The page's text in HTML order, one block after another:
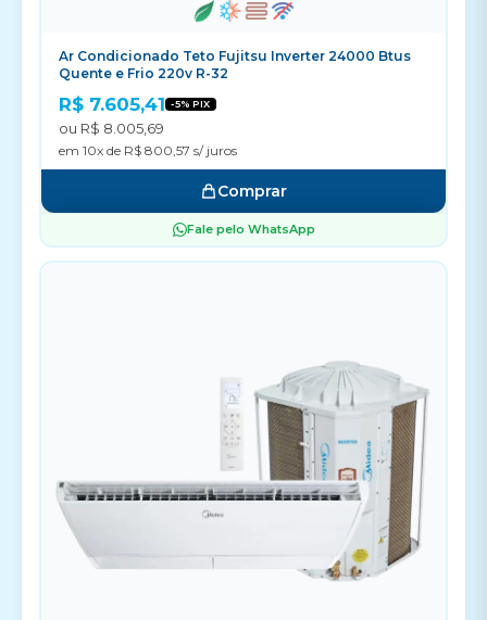
Ar Condicionado Teto Fujitsu Inverter 24000 Btus
Quente e Frio 220v R-32
R$ 7.605,41 -5% PIX
ou R$ 8.005,69
em 10x de R$ 800,57 s/ juros
Comprar
Fale pelo WhatsApp